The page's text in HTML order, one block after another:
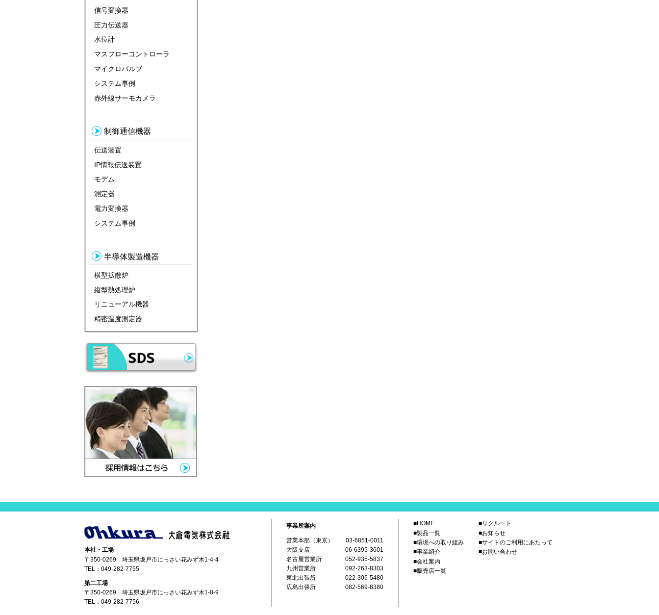
信号変換器
圧力伝送器
水位計
マスフローコントローラ
マイクロバルブ
システム事例
赤外線サーモカメラ
制御通信機器
伝送装置
IP情報伝送装置
モデム
測定器
電力変換器
システム事例
半導体製造機器
横型拡散炉
縦型熱処理炉
リニューアル機器
精密温度測定器
本社・工場
〒350-0269 埼玉県坂戸市にっさい花みず木1-4-4
TEL： 049-282-7755
第二工場
〒350-0269 埼玉県坂戸市にっさい花みず木1-8-9
TEL： 049-282-7756
事業所案内
営業本部（東京）
03-6851-0011
大阪支店
06-6395-3601
名古屋営業所
052-935-5837
九州営業所
092-263-8303
東北出張所
022-306-5480
広島出張所
082-569-8380
■HOME
■製品一覧
■環境への取り組み
■事業紹介
■会社案内
■販売店一覧
■リクルート
■お知らせ
■サイトのご利用にあたって
■お問い合わせ